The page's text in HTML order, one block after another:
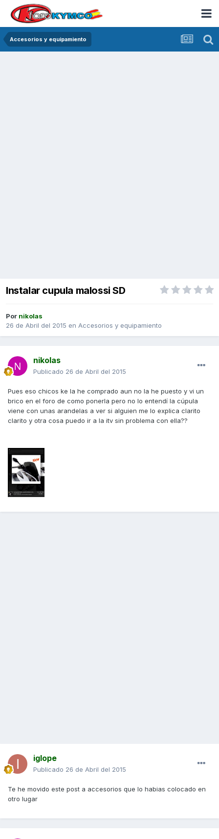
Accesorios y equipamiento
Instalar cupula malossi SD
Por nikolas
26 de Abril del 2015 en Accesorios y equipamiento
nikolas
Publicado 26 de Abril del 2015
Pues eso chicos ke la he comprado aun no la he puesto y vi un
brico en el foro de como ponerla pero no lo entendí la cúpula
viene con unas arandelas a ver si alguien me lo explica clarito
clarito y otra cosa puedo ir a la itv sin problema con ella??
iglope
Publicado 26 de Abril del 2015
Te he movido este post a accesorios que lo habias colocado en
otro lugar